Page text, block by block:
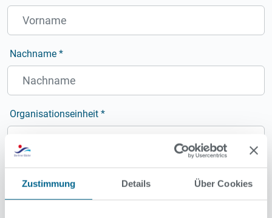
Zustimmung Details Über Cookies
Nachname *
Organisationseinheit *